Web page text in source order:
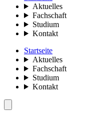
Aktuelles
Fachschaft
Studium
Kontakt
Startseite
Aktuelles
Fachschaft
Studium
Kontakt